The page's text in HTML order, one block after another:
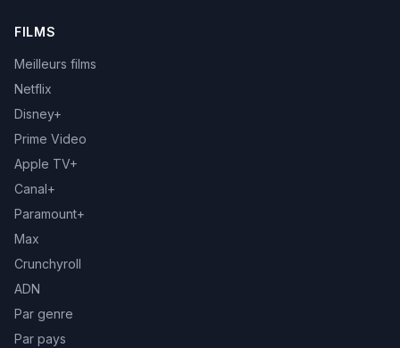
FILMS
Meilleurs films
Netflix
Disney+
Prime Video
Apple TV+
Canal+
Paramount+
Max
Crunchyroll
ADN
Par genre
Par pays